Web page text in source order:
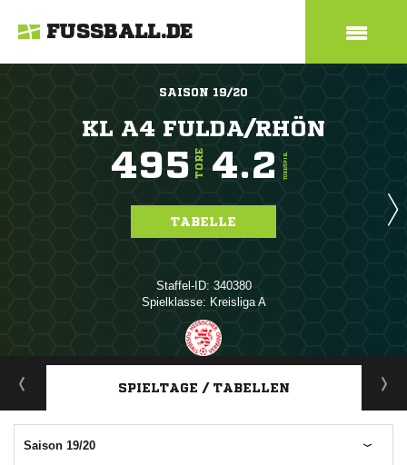
FUSSBALL.DE
SAISON 19/20
KL A4 FULDA/RHÖN
495 TORE 4.2 TORE/SPIEL
TABELLE
Staffel-ID: 340380
Spielklasse: Kreisliga A
ANZEIGE
SPIELTAGE / TABELLEN
Saison 19/20